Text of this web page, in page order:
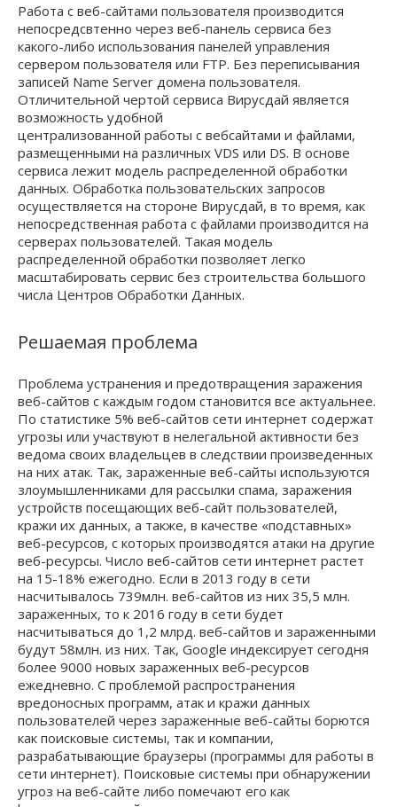
Работа с веб-сайтами пользователя производится
непосредсвтенно через веб-панель сервиса без
какого-либо использования панелей управления
сервером пользователя или FTP. Без переписывания
записей Name Server домена пользователя.
Отличительной чертой сервиса Вирусдай является
возможность удобной
централизованной работы с вебсайтами и файлами,
размещенными на различных VDS или DS. В основе
сервиса лежит модель распределенной обработки
данных. Обработка пользовательских запросов
осуществляется на стороне Вирусдай, в то время, как
непосредственная работа с файлами производится на
серверах пользователей. Такая модель
распределенной обработки позволяет легко
масштабировать сервис без строительства большого
числа Центров Обработки Данных.
Решаемая проблема
Проблема устранения и предотвращения заражения
веб-сайтов с каждым годом становится все актуальнее.
По статистике 5% веб-сайтов сети интернет содержат
угрозы или участвуют в нелегальной активности без
ведома своих владельцев в следствии произведенных
на них атак. Так, зараженные веб-сайты используются
злоумышленниками для рассылки спама, заражения
устройств посещающих веб-сайт пользователей,
кражи их данных, а также, в качестве «подставных»
веб-ресурсов, с которых производятся атаки на другие
веб-ресурсы. Число веб-сайтов сети интернет растет
на 15-18% ежегодно. Если в 2013 году в сети
насчитывалось 739млн. веб-сайтов из них 35,5 млн.
зараженных, то к 2016 году в сети будет
насчитываться до 1,2 млрд. веб-сайтов и зараженными
будут 58млн. из них. Так, Google индексирует сегодня
более 9000 новых зараженных веб-ресурсов
ежедневно. С проблемой распространения
вредоносных программ, атак и кражи данных
пользователей через зараженные веб-сайты борются
как поисковые системы, так и компании,
разрабатывающие браузеры (программы для работы в
сети интернет). Поисковые системы при обнаружении
угроз на веб-сайте либо помечают его как